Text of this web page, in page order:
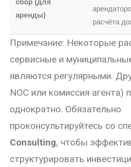
аренды)
расчёта
Примечание: Некоторые
сервисные и
являются регулярными.
NOC или комиссия агента)
однократно. Обязательно
проконсультируйтесь со
Consulting, чтобы
структурировать